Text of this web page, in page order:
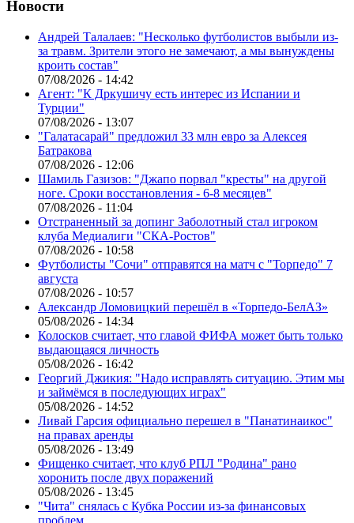
Новости
Андрей Талалаев: "Несколько футболистов выбыли из-
за травм. Зрители этого не замечают, а мы вынуждены
кроить состав"
07/08/2026 - 14:42
Агент: "К Дркушичу есть интерес из Испании и
Турции"
07/08/2026 - 13:07
"Галатасарай" предложил 33 млн евро за Алексея
Батракова
07/08/2026 - 12:06
Шамиль Газизов: "Джапо порвал "кресты" на другой
ноге. Сроки восстановления - 6-8 месяцев"
07/08/2026 - 11:04
Отстраненный за допинг Заболотный стал игроком
клуба Медиалиги "СКА-Ростов"
07/08/2026 - 10:58
Футболисты "Сочи" отправятся на матч с "Торпедо" 7
августа
07/08/2026 - 10:57
Александр Ломовицкий перешёл в «Торпедо-БелАЗ»
05/08/2026 - 14:34
Колосков считает, что главой ФИФА может быть только
выдающаяся личность
05/08/2026 - 16:42
Георгий Джикия: "Надо исправлять ситуацию. Этим мы
и займёмся в последующих играх"
05/08/2026 - 14:52
Ливай Гарсия официально перешел в "Панатинаикос"
на правах аренды
05/08/2026 - 13:49
Фищенко считает, что клуб РПЛ "Родина" рано
хоронить после двух поражений
05/08/2026 - 13:45
"Чита" снялась с Кубка России из-за финансовых
проблем